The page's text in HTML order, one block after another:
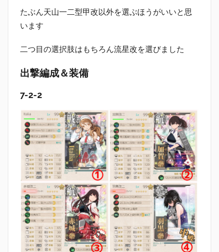
たぶん天山一二型甲改以外を選ぶほうがいいと思
います
二つ目の選択肢はもちろん流星改を選びました
出撃編成＆装備
7-2-2